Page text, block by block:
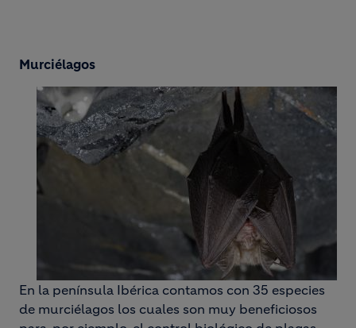
Murciélagos
En la península Ibérica contamos con 35 especies
de murciélagos los cuales son muy beneficiosos